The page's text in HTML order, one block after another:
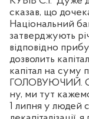
сказав, що
Національний
затверджують
відповідно
дозволить
капітал на суму
ГОЛОВУЮЧИЙ.
ну, ми тут
1 липня у людей